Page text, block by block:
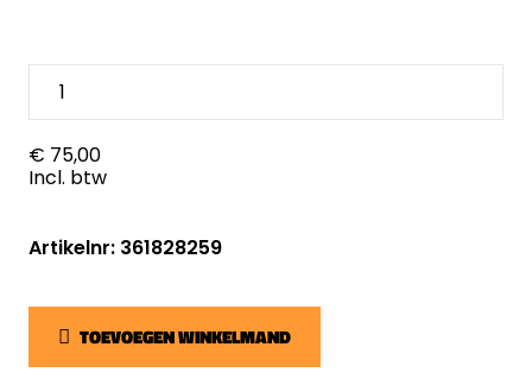
€ 75,00
Incl. btw
Artikelnr: 361828259
TOEVOEGEN WINKELMAND